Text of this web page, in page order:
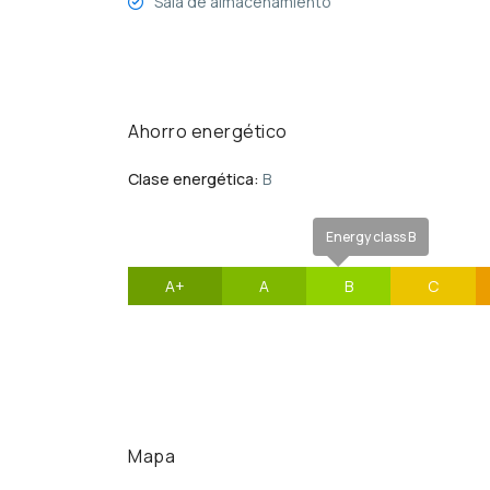
Ahorro energético
Clase energética: B
A+ A
Energy class B
B C
Mapa